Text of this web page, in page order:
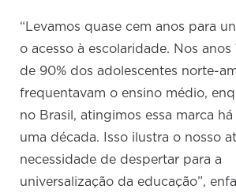
“Levamos quase cem anos para
o acesso à escolaridade. Nos anos
de 90% dos adolescentes norte-
frequentavam o ensino médio,
no Brasil, atingimos essa marca
uma década. Isso ilustra o nosso
necessidade de despertar para a
universalização da educação”,